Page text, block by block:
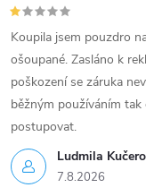
Ludmila
7.8.2026
Koupila jsem pouzdro
ošoupané. Zasláno k
poškození se záruka
běžným používáním tak
postupovat.